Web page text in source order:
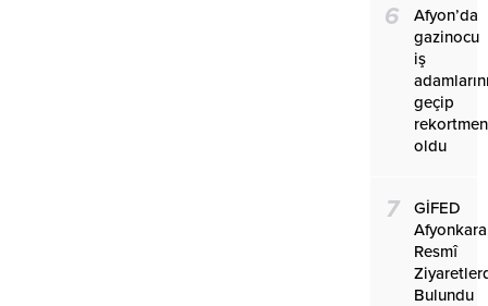
6
Afyon’da
gazinocu
iş
geçip
rekortmen
oldu
7
GİFED
Resmî
Bulundu